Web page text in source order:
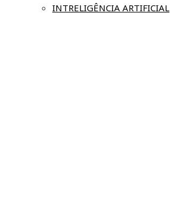
INTRELIGÊNCIA ARTIFICIAL